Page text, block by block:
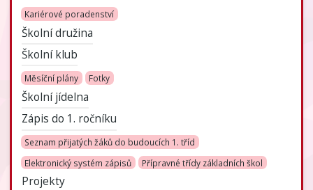
Kariérové poradenství
Školní družina
Školní klub
Měsíční plány Fotky
Školní jídelna
Zápis do 1. ročníku
Seznam přijatých žáků do budoucích 1. tříd
Elektronický systém zápisů
Přípravné třídy základních škol
Projekty